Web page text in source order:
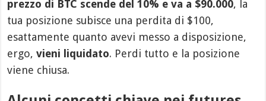
prezzo di BTC scende del 10% e va a $90.000, la
tua posizione subisce una perdita di $100,
esattamente quanto avevi messo a disposizione,
ergo,vieni liquidato. Perdi tutto e la posizione
viene chiusa.